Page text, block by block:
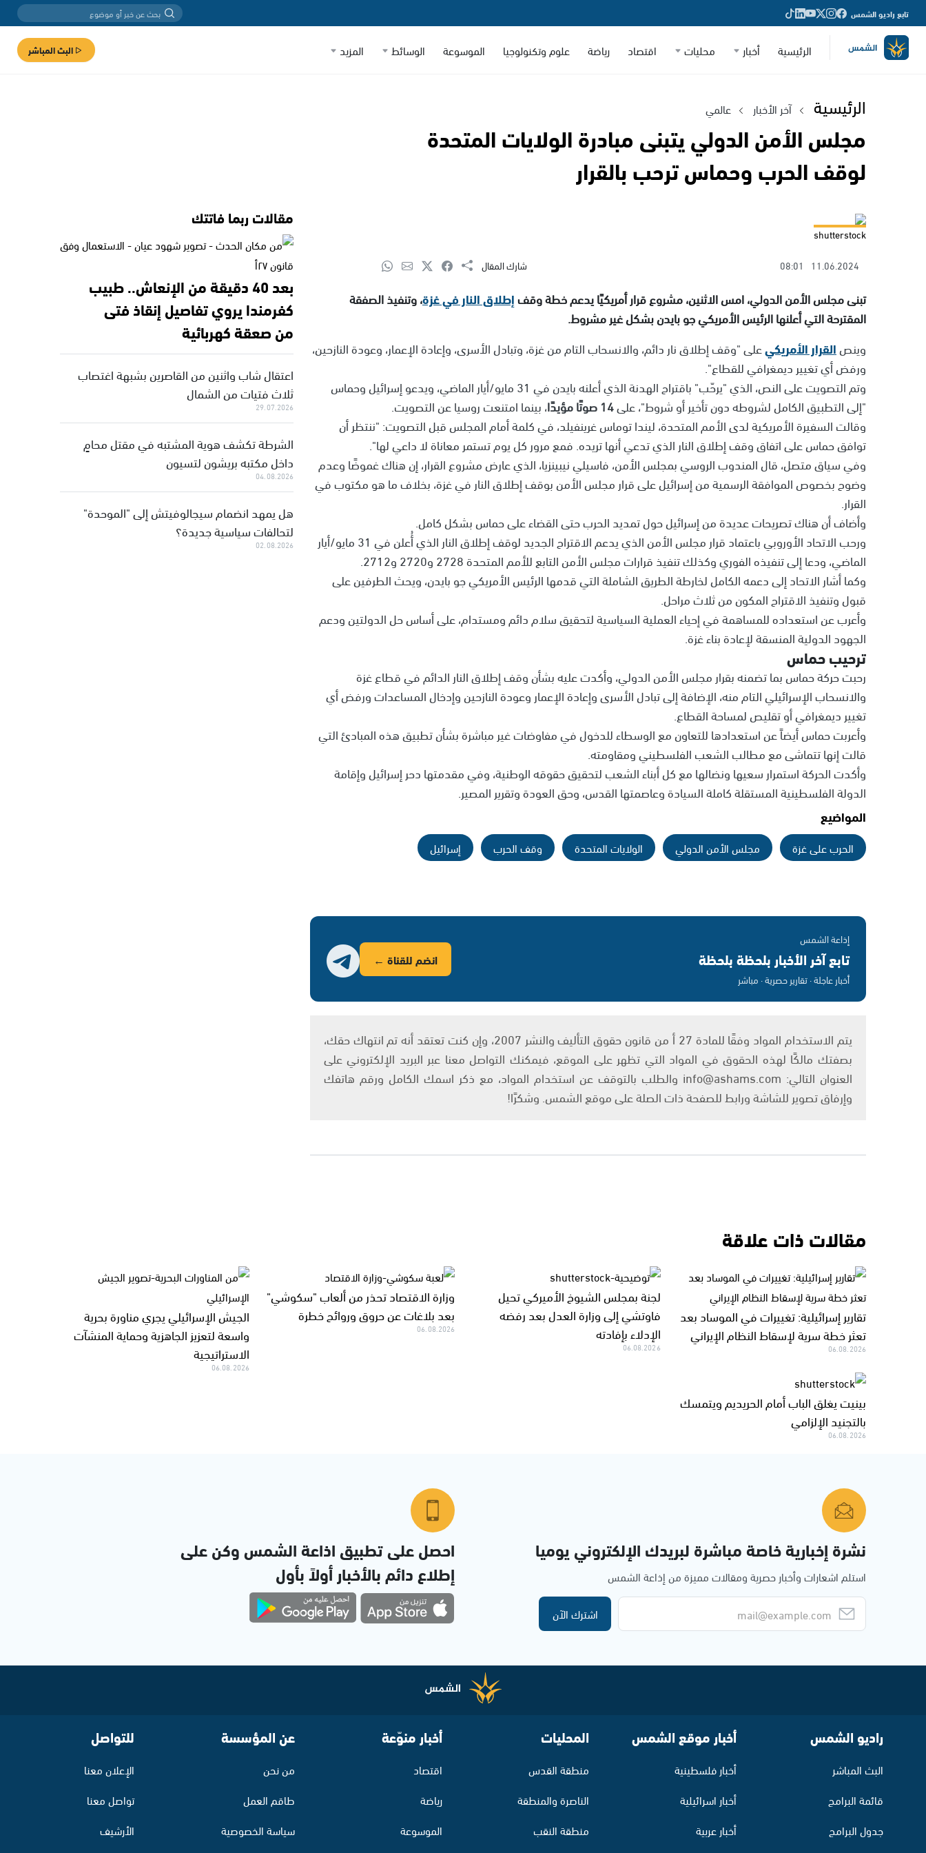
تابع راديو الشمس
الرئيسية أخبار محليات اقتصاد رياضة علوم وتكنولوجيا الموسوعة الوسائط المزيد البث المباشر
الرئيسية آخر الأخبار عالمي
مجلس الأمن الدولي يتبنى مبادرة الولايات المتحدة
لوقف الحرب وحماس ترحب بالقرار
shutterstock
11.06.2024
08:01 شارك المقال
تبنى مجلس الأمن الدولي، امس الاثنين، مشروع قرار أمريكيًا يدعم خطة وقفإطلاق النار في غزة، وتنفيذ الصفقة
المقترحة التي أعلنها الرئيس الأمريكي جو بايدن بشكل غير مشروط.
وينصالقرار الأمريكيعلى "وقف إطلاق نار دائم، والانسحاب التام من غزة، وتبادل الأسرى، وإعادة الإعمار، وعودة النازحين،
ورفض أي تغيير ديمغرافي للقطاع".
وتم التصويت على النص، الذي "يرحّب" باقتراح الهدنة الذي أعلنه بايدن في 31 مايو/أيار الماضي، ويدعو إسرائيل وحماس
"إلى التطبيق الكامل لشروطه دون تأخير أو شروط"، على14 صوتًا مؤيدًا
، بينما امتنعت روسيا عن التصويت.
وقالت السفيرة الأمريكية لدى الأمم المتحدة، ليندا توماس غرينفيلد، في كلمة أمام المجلس قبل التصويت: "ننتظر أن
توافق حماس على اتفاق وقف إطلاق النار الذي تدعي أنها تريده. فمع مرور كل يوم تستمر معاناة لا داعي لها".
وفي سياق متصل، قال المندوب الروسي بمجلس الأمن، فاسيلي نيبينزيا، الذي عارض مشروع القرار، إن هناك غموضًا وعدم
وضوح بخصوص الموافقة الرسمية من إسرائيل على قرار مجلس الأمن بوقف إطلاق النار في غزة، بخلاف ما هو مكتوب في
القرار.
وأضاف أن هناك تصريحات عديدة من إسرائيل حول تمديد الحرب حتى القضاء على حماس بشكل كامل.
ورحب الاتحاد الأوروبي باعتماد قرار مجلس الأمن الذي يدعم الاقتراح الجديد لوقف إطلاق النار الذي أُعلن في 31 مايو/أيار
الماضي، ودعا إلى تنفيذه الفوري وكذلك تنفيذ قرارات مجلس الأمن التابع للأمم المتحدة 2728 و2720 و2712.
وكما أشار الاتحاد إلى دعمه الكامل لخارطة الطريق الشاملة التي قدمها الرئيس الأمريكي جو بايدن، ويحث الطرفين على
قبول وتنفيذ الاقتراح المكون من ثلاث مراحل.
وأعرب عن استعداده للمساهمة في إحياء العملية السياسية لتحقيق سلام دائم ومستدام، على أساس حل الدولتين ودعم
الجهود الدولية المنسقة لإعادة بناء غزة.
ترحيب حماس
رحبت حركة حماس بما تضمنه بقرار مجلس الأمن الدولي، وأكدت عليه بشأن وقف إطلاق النار الدائم في قطاع غزة
والانسحاب الإسرائيلي التام منه، الإضافة إلى تبادل الأسرى وإعادة الإعمار وعودة النازحين وإدخال المساعدات ورفض أي
تغيير ديمغرافي أو تقليص لمساحة القطاع.
وأعربت حماس أيضاً عن استعدادها للتعاون مع الوسطاء للدخول في مفاوضات غير مباشرة بشأن تطبيق هذه المبادئ التي
قالت إنها تتماشى مع مطالب الشعب الفلسطيني ومقاومته.
وأكدت الحركة استمرار سعيها ونضالها مع كل أبناء الشعب لتحقيق حقوقه الوطنية، وفي مقدمتها دحر إسرائيل وإقامة
الدولة الفلسطينية المستقلة كاملة السيادة وعاصمتها القدس، وحق العودة وتقرير المصير.
المواضيع
الحرب على غزة مجلس الأمن الدولي الولايات المتحدة وقف الحرب إسرائيل
إذاعة الشمس
تابع آخر الأخبار بلحظة بلحظة
أخبار عاجلة · تقارير حصرية · مباشر
انضم للقناة ←
يتم الاستخدام المواد وفقًا للمادة 27 أ من قانون حقوق التأليف والنشر 2007، وإن كنت تعتقد أنه تم انتهاك حقك،
بصفتك مالكًا لهذه الحقوق في المواد التي تظهر على الموقع، فيمكنك التواصل معنا عبر البريد الإلكتروني على
العنوان التالي: info@ashams.com والطلب بالتوقف عن استخدام المواد، مع ذكر اسمك الكامل ورقم هاتفك
وإرفاق تصوير للشاشة ورابط للصفحة ذات الصلة على موقع الشمس. وشكرًا!
مقالات ربما فاتتك
بعد 40 دقيقة من الإنعاش.. طبيب
كفرمندا يروي تفاصيل إنقاذ فتى
من صعقة كهربائية
اعتقال شاب واثنين من القاصرين بشبهة اغتصاب
ثلاث فتيات من الشمال
29.07.2026
الشرطة تكشف هوية المشتبه في مقتل محامٍ
داخل مكتبه بريشون لتسيون
04.08.2026
هل يمهد انضمام سيجالوفيتش إلى "الموحدة"
لتحالفات سياسية جديدة؟
02.08.2026
مقالات ذات علاقة
تقارير إسرائيلية: تغييرات في الموساد بعد
تعثر خطة سرية لإسقاط النظام الإيراني
06.08.2026
لجنة بمجلس الشيوخ الأميركي تحيل
فاوتشي إلى وزارة العدل بعد رفضه
الإدلاء بإفادته
06.08.2026
وزارة الاقتصاد تحذر من ألعاب "سكوشي"
بعد بلاغات عن حروق وروائح خطرة
06.08.2026
الجيش الإسرائيلي يجري مناورة بحرية
واسعة لتعزيز الجاهزية وحماية المنشآت
الاستراتيجية
06.08.2026
بينيت يغلق الباب أمام الحريديم ويتمسك
بالتجنيد الإلزامي
06.08.2026
نشرة إخبارية خاصة مباشرة لبريدك الإلكتروني يوميا
استلم اشعارات وأخبار حصرية ومقالات مميزة من إذاعة الشمس
اشترك الآن
احصل على تطبيق اذاعة الشمس وكن على
إطلاع دائم بالأخبار أولاً بأول
راديو الشمس
البث المباشر
قائمة البرامج
جدول البرامج
أخبار موقع الشمس
أخبار فلسطينية
أخبار اسرائيلية
أخبار عربية
المحليات
منطقة القدس
الناصرة والمنطقة
منطقة النقب
أخبار منوّعة
اقتصاد
رياضة
الموسوعة
عن المؤسسة
من نحن
طاقم العمل
سياسة الخصوصية
للتواصل
الإعلان معنا
تواصل معنا
الأرشيف